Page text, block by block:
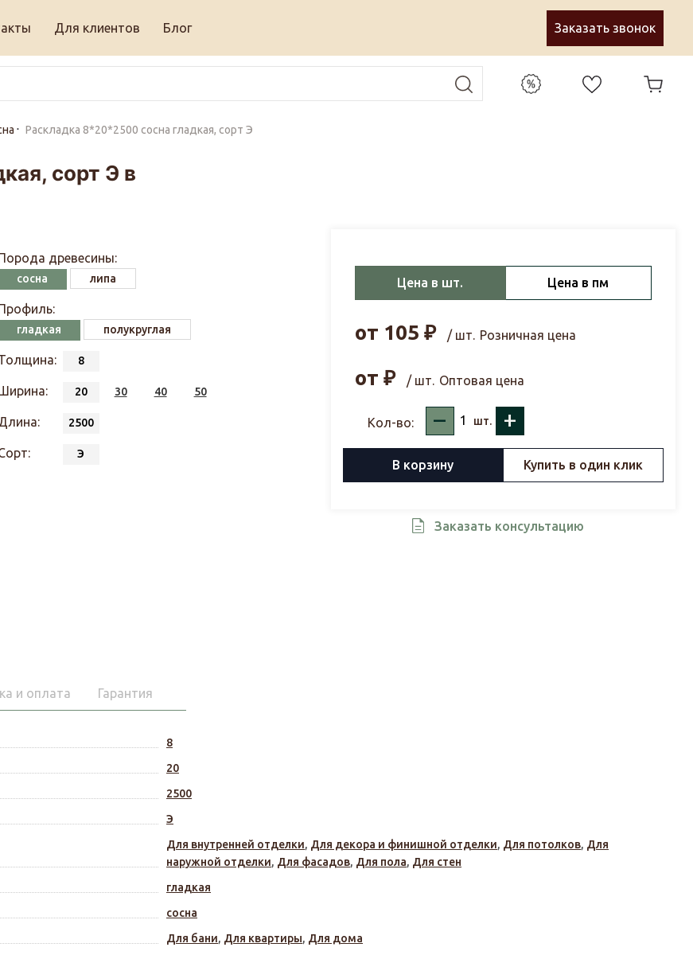
Для клиентов Блог Заказать звонок
Раскладка 8*20*2500 сосна гладкая, сорт Э
сорт Э в
древесины:
сосна липа
гладкая полукруглая
8
20 30 40 50
2500
Э
Цена в шт. Цена в пм
от 105 ₽ / шт. Розничная цена
от ₽ / шт. Оптовая цена
Кол-во: – шт. +
В корзину Купить в один клик
Заказать консультацию
и оплата Гарантия
8
20
2500
Э
Для внутренней отделки, Для декора и финишной отделки, Для потолков, Для
наружной отделки, Для фасадов, Для пола, Для стен
гладкая
сосна
Для бани, Для квартиры, Для дома